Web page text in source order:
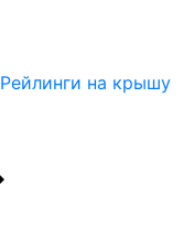
Рейлинги на крышу